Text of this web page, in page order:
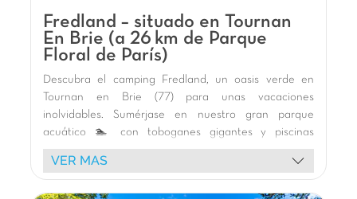
Nuestros Extras
A 20 km de Disneyland
A 38 km de París
Toboganes acuáticos
Fredland – situado en Tournan
En Brie (a 26 km de Parque
Floral de París)
Descubra el camping Fredland, un oasis verde en
Tournan en Brie (77) para unas vacaciones
inolvidables. Sumérjase en nuestro gran parque
acuático 🏊 con toboganes gigantes y piscinas
cubiertas y al aire libre. Los niños adorarán el parque
infantil de madera 🎢, las estructuras hinchables y la
VER MAS